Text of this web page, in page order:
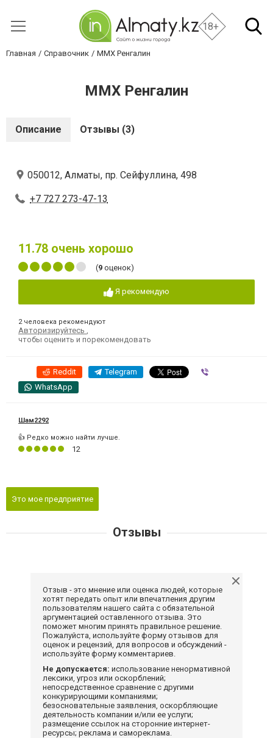
18+
Главная Справочник ММХ Ренгалин
ММХ Ренгалин
Описание Отзывы (3)
050012, Алматы, пр. Сейфуллина, 498
+7 727 273-47-13
11.78 очень хорошо
(9 оценок)
Я рекомендую
2 человека рекомендуют
Авторизируйтесь
чтобы оценить и порекомендовать
Reddit Telegram
WhatsApp
Шам2292
👍 Редко можно найти лучше.
12
Это мое предприятие
Отзывы
Отзыв - это мнение или оценка людей, которые
хотят передать опыт или впечатления другим
пользователям нашего сайта с обязательной
аргументацией оставленного отзыва. Это
поможет многим принять правильное решение.
Пожалуйста, используйте форму отзывов для
оценок и рецензий, для вопросов и обсуждений -
используйте форму комментариев.
Не допускается: использование ненормативной
лексики, угроз или оскорблений;
непосредственное сравнение с другими
конкурирующими компаниями;
безосновательные заявления, оскорбляющие
деятельность компании и/или ее услуги;
размещение ссылок на сторонние интернет-
ресурсы; реклама и самореклама.